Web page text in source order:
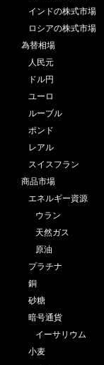
インドの株式市場
ロシアの株式市場
為替相場
人民元
ドル円
ユーロ
ルーブル
ポンド
レアル
スイスフラン
商品市場
エネルギー資源
ウラン
天然ガス
原油
プラチナ
銅
砂糖
暗号通貨
イーサリウム
小麦